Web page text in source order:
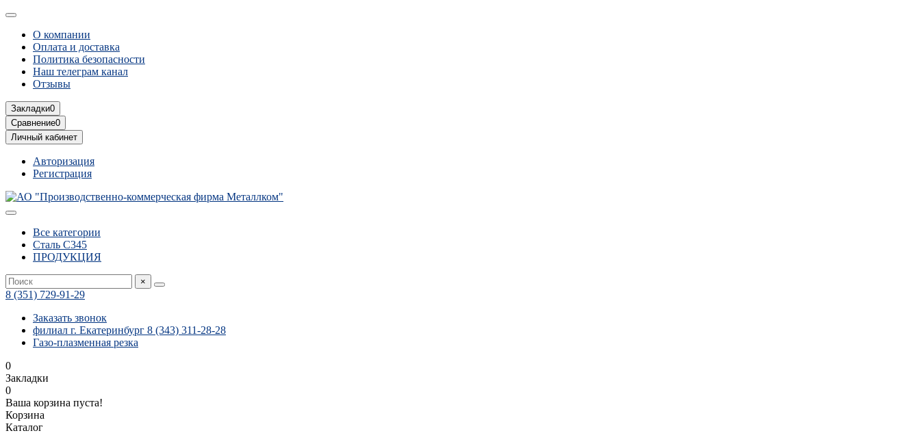
О компании
Оплата и доставка
Политика безопасности
Наш телеграм канал
Отзывы
Закладки0
Сравнение0
Личный кабинет
Авторизация
Регистрация
Все категории
Сталь С345
ПРОДУКЦИЯ
×
8 (351) 729-91-29
Заказать звонок
филиал г. Екатеринбург 8 (343) 311-28-28
Газо-плазменная резка
0
Закладки
0
Ваша корзина пуста!
Корзина
Каталог